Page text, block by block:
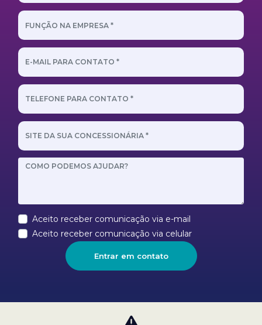
Aceito receber comunicação via e-mail
Aceito receber comunicação via celular
Entrar em contato